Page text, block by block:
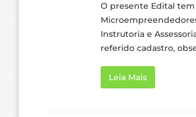
O presente Edital
Instrutoria e
referido cadastro,
Leia Mais